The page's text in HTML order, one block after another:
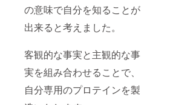
の意味で自分を知ることが
出来ると考えました。
客観的な事実と主観的な事
実を組み合わせることで、
自分専用のプロテインを製